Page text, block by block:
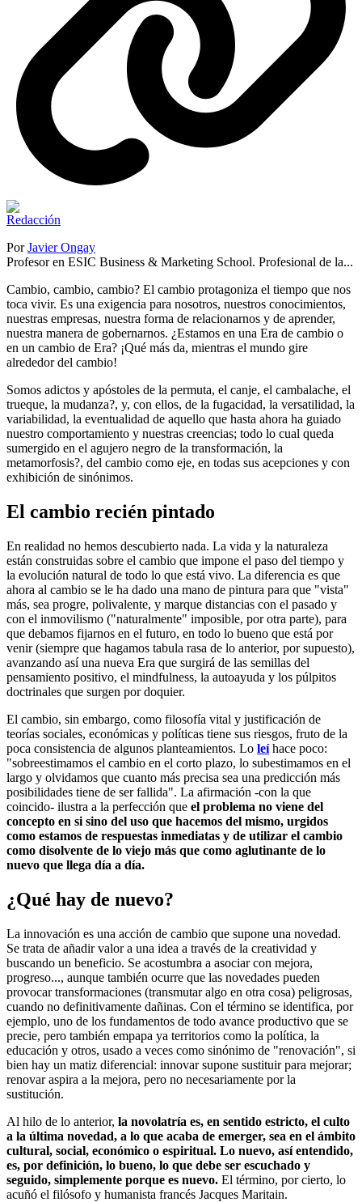
PorJavier Ongay
Profesor en ESIC Business & Marketing School. Profesional de la...
Cambio, cambio, cambio? El cambio protagoniza el tiempo que nos
toca vivir. Es una exigencia para nosotros, nuestros conocimientos,
nuestras empresas, nuestra forma de relacionarnos y de aprender,
nuestra manera de gobernarnos. ¿Estamos en una Era de cambio o
en un cambio de Era? ¡Qué más da, mientras el mundo gire
alrededor del cambio!
Somos adictos y apóstoles de la permuta, el canje, el cambalache, el
trueque, la mudanza?, y, con ellos, de la fugacidad, la versatilidad, la
variabilidad, la eventualidad de aquello que hasta ahora ha guiado
nuestro comportamiento y nuestras creencias; todo lo cual queda
sumergido en el agujero negro de la transformación, la
metamorfosis?, del cambio como eje, en todas sus acepciones y con
exhibición de sinónimos.
El cambio recién pintado
En realidad no hemos descubierto nada. La vida y la naturaleza
están construidas sobre el cambio que impone el paso del tiempo y
la evolución natural de todo lo que está vivo. La diferencia es que
ahora al cambio se le ha dado una mano de pintura para que "vista"
más, sea progre, polivalente, y marque distancias con el pasado y
con el inmovilismo ("naturalmente" imposible, por otra parte), para
que debamos fijarnos en el futuro, en todo lo bueno que está por
venir (siempre que hagamos tabula rasa de lo anterior, por supuesto),
avanzando así una nueva Era que surgirá de las semillas del
pensamiento positivo, el mindfulness, la autoayuda y los púlpitos
doctrinales que surgen por doquier.
El cambio, sin embargo, como filosofía vital y justificación de
teorías sociales, económicas y políticas tiene sus riesgos, fruto de la
poca consistencia de algunos planteamientos. Lo leíhace poco:
"sobreestimamos el cambio en el corto plazo, lo subestimamos en el
largo y olvidamos que cuanto más precisa sea una predicción más
posibilidades tiene de ser fallida". La afirmación -con la que
coincido- ilustra a la perfección que el problema no viene del
concepto en si sino del uso que hacemos del mismo, urgidos
como estamos de respuestas inmediatas y de utilizar el cambio
como disolvente de lo viejo más que como aglutinante de lo
nuevo que llega día a día.
¿Qué hay de nuevo?
La innovación es una acción de cambio que supone una novedad.
Se trata de añadir valor a una idea a través de la creatividad y
buscando un beneficio. Se acostumbra a asociar con mejora,
progreso..., aunque también ocurre que las novedades pueden
provocar transformaciones (transmutar algo en otra cosa) peligrosas,
cuando no definitivamente dañinas. Con el término se identifica, por
ejemplo, uno de los fundamentos de todo avance productivo que se
precie, pero también empapa ya territorios como la política, la
educación y otros, usado a veces como sinónimo de "renovación", si
bien hay un matiz diferencial: innovar supone sustituir para mejorar;
renovar aspira a la mejora, pero no necesariamente por la
sustitución.
Al hilo de lo anterior, la novolatría es, en sentido estricto, el culto
a la última novedad, a lo que acaba de emerger, sea en el ámbito
cultural, social, económico o espiritual. Lo nuevo, así entendido,
es, por definición, lo bueno, lo que debe ser escuchado y
seguido, simplemente porque es nuevo. El término, por cierto, lo
acuñó el filósofo y humanista francés Jacques Maritain.